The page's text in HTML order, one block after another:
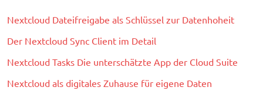
Nextcloud Dateifreigabe als Schlüssel zur Datenhoheit
Der Nextcloud Sync Client im Detail
Nextcloud Tasks Die unterschätzte App der Cloud Suite
Nextcloud als digitales Zuhause für eigene Daten